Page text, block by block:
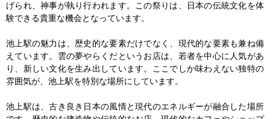
げられ、神事が執り行われます。この祭りは、日本の伝統文化を体
験できる貴重な機会となっています。
池上駅の魅力は、歴史的な要素だけでなく、現代的な要素も兼ね備
えています。雲の夢やらくだというお店は、若者を中心に人気があ
り、新しい文化を生み出しています。ここでしか味わえない独特の
雰囲気が、池上駅を特別な場所にしています。
池上駅は、古き良き日本の風情と現代のエネルギーが融合した場所